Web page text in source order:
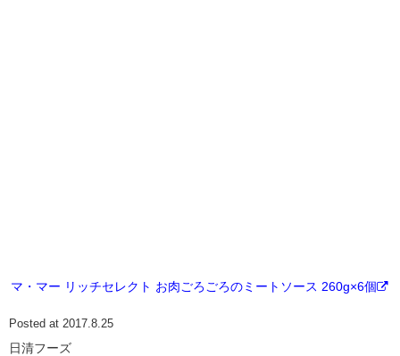
マ・マー リッチセレクト お肉ごろごろのミートソース 260g×6個
Posted at 2017.8.25
日清フーズ